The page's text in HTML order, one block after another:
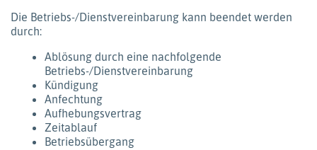
Die Betriebs-/Dienstvereinbarung kann beendet werden
durch:
Ablösung durch eine nachfolgende
Betriebs-/Dienstvereinbarung
Kündigung
Anfechtung
Aufhebungsvertrag
Zeitablauf
Betriebsübergang